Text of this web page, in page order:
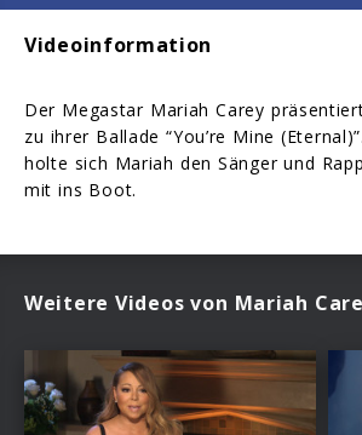
Videoinformation
Der Megastar Mariah Carey
zu ihrer Ballade “You’re Mine
holte sich Mariah den Sänger und
mit ins Boot.
Weitere Videos von Mariah